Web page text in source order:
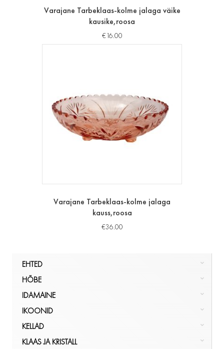
EHTED
HÕBE
KULD
MUU
KÕIKEHTED
HÕBE
NÕUD, POKAALID
PITSID, TOPSID
SERVIISID
SÖÖGIRIISTAD
IDAMAINE
LUUST JA ELEVANDILUUST
KÕIKIDAMAINE
IKOONID
IKOONILAMBID
KÕIKIKOONID
KELLAD
KÄEKELLAD
KLAAS JA KRISTALL
Varajane Tarbeklaas-kolme jalaga väike
kausike,roosa
€16.00
Varajane Tarbeklaas-kolme jalaga
kauss,roosa
€36.00